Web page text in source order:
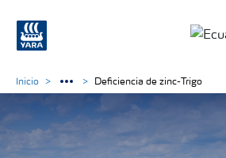
Inicio Deficiencia de zinc-Trigo